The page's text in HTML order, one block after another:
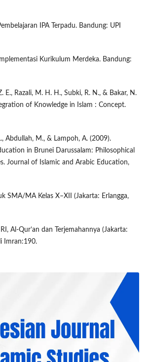
IPA Terpadu. Bandung: UPI
Kurikulum Merdeka. Bandung:
E., Razali, M. H. H., Subki, R. N., & Bakar, N.
of Knowledge in Islam : Concept.
Abdullah, M., & Lampoh, A. (2009).
in Brunei Darussalam: Philosophical
Journal of Islamic and Arabic Education,
SMA/MA Kelas X–XII (Jakarta: Erlangga,
Al-Qur’an dan Terjemahannya (Jakarta:
Imran:190.